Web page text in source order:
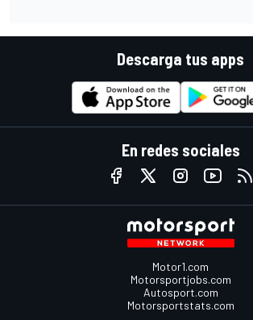
Descarga tus apps
En redes sociales
Motor1.com
Motorsportjobs.com
Autosport.com
Motorsportstats.com